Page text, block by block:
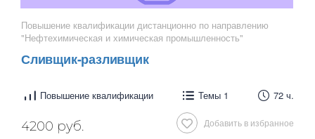
Повышение квалификации дистанционно по направлению
"Нефтехимическая и химическая промышленность"
Сливщик-разливщик
Повышение квалификации Темы 1 72 ч.
Добавить в избранное
4200 руб.